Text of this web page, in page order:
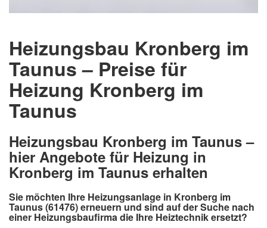
Heizungsbau Kronberg im
Taunus – Preise für
Heizung Kronberg im
Taunus
Heizungsbau Kronberg im Taunus –
hier Angebote für Heizung in
Kronberg im Taunus erhalten
Sie möchten Ihre Heizungsanlage in Kronberg im
Taunus (61476) erneuern und sind auf der Suche nach
einer Heizungsbaufirma die Ihre Heiztechnik ersetzt?